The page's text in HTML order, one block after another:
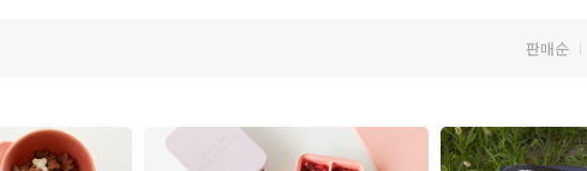
판매순